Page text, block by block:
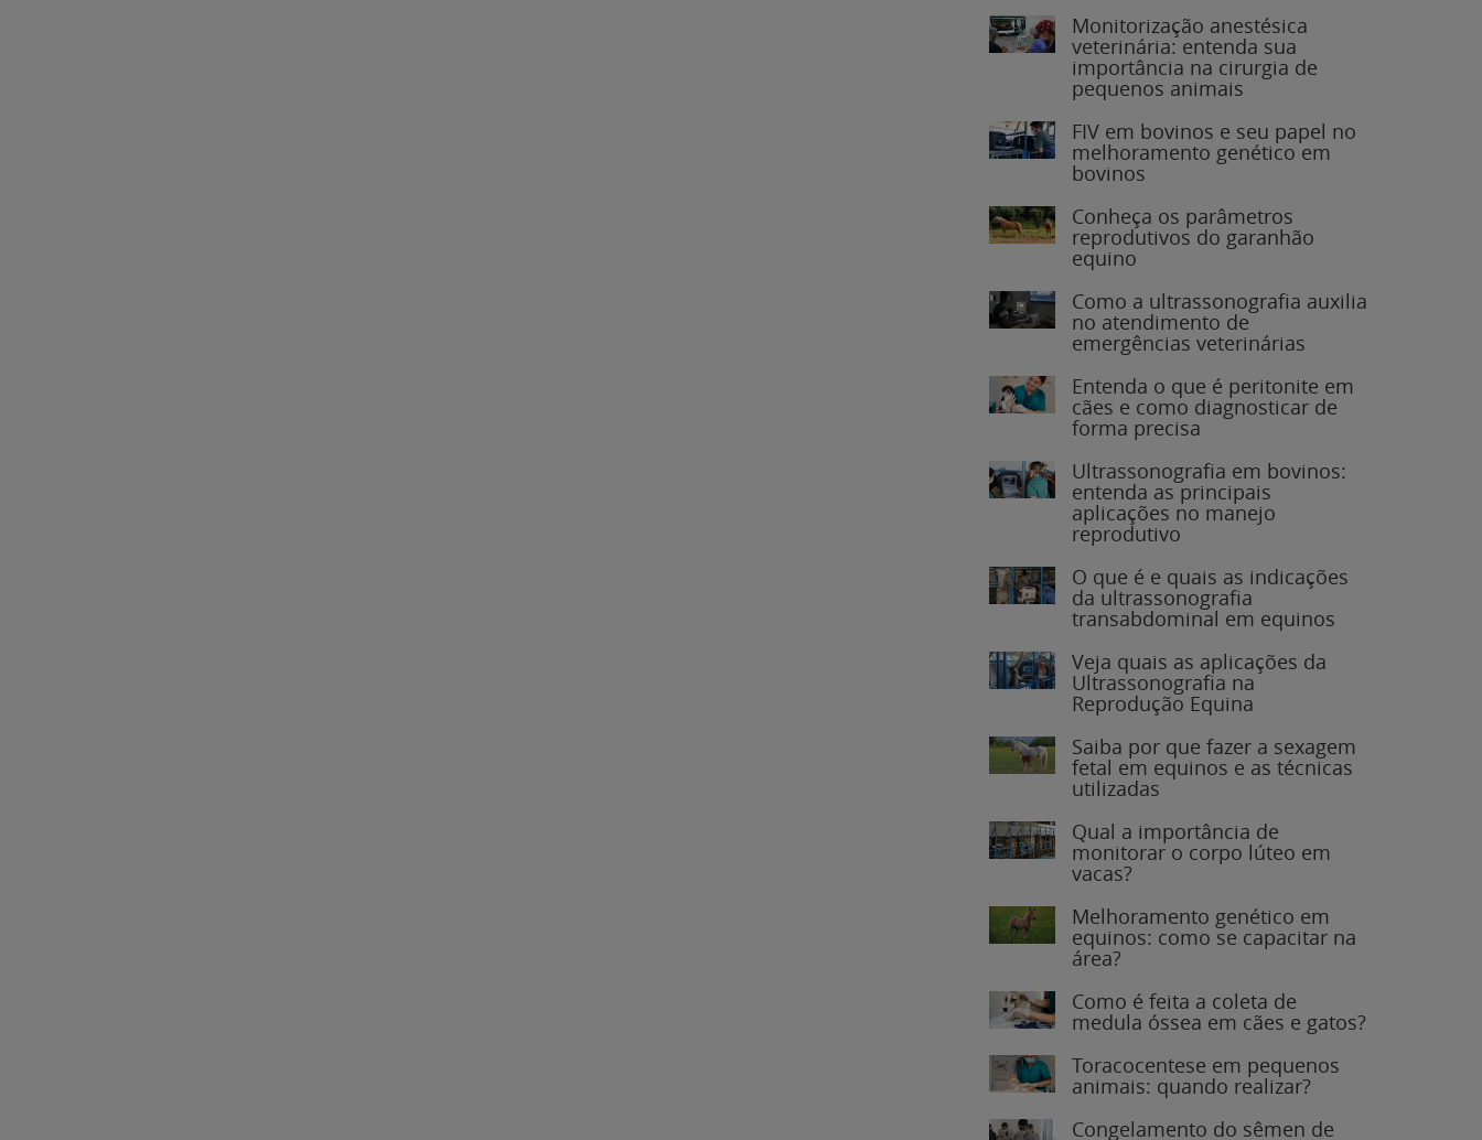
Monitorização anestésica
veterinária: entenda sua
importância na cirurgia de
pequenos animais
FIV em bovinos e seu papel no
melhoramento genético em
bovinos
Conheça os parâmetros
reprodutivos do garanhão
equino
Como a ultrassonografia auxilia
no atendimento de
emergências veterinárias
Entenda o que é peritonite em
cães e como diagnosticar de
forma precisa
Ultrassonografia em bovinos:
entenda as principais
aplicações no manejo
reprodutivo
O que é e quais as indicações
da ultrassonografia
transabdominal em equinos
Veja quais as aplicações da
Ultrassonografia na
Reprodução Equina
Saiba por que fazer a sexagem
fetal em equinos e as técnicas
utilizadas
Qual a importância de
monitorar o corpo lúteo em
vacas?
Melhoramento genético em
equinos: como se capacitar na
área?
Como é feita a coleta de
medula óssea em cães e gatos?
Toracocentese em pequenos
animais: quando realizar?
Congelamento do sêmen de